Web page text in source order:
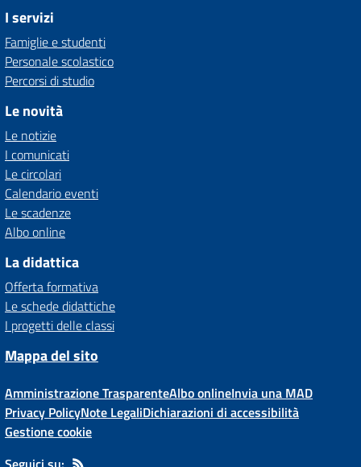
I servizi
Famiglie e studenti
Personale scolastico
Percorsi di studio
Le novità
Le notizie
I comunicati
Le circolari
Calendario eventi
Le scadenze
Albo online
La didattica
Offerta formativa
Le schede didattiche
I progetti delle classi
Mappa del sito
Amministrazione TrasparenteAlbo onlineInvia una MAD
Privacy PolicyNote LegaliDichiarazioni di accessibilità
Gestione cookie